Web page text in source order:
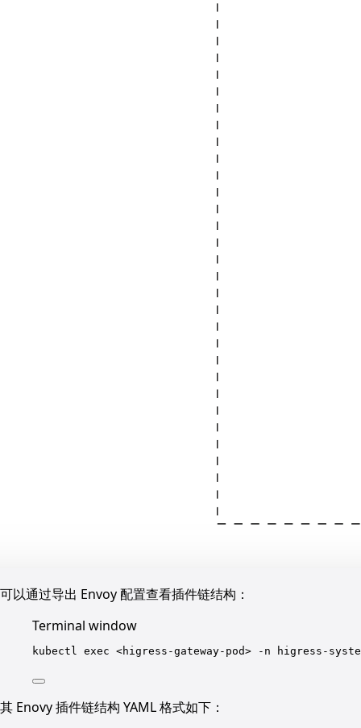
可以通过导出 Envoy 配置查看插件链结构：
Terminal window
kubectl exec <higress-gateway-pod> -n higress-
其 Enovy 插件链结构 YAML 格式如下：